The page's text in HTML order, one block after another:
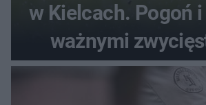
w Kielcach. Pogoń
ważnymi